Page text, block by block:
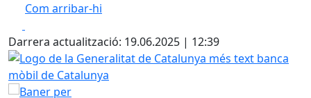
Com arribar-hi
+
−
Darrera actualització: 19.06.2025 | 12:39
Logo de la Generalitat de Catalunya més text banca